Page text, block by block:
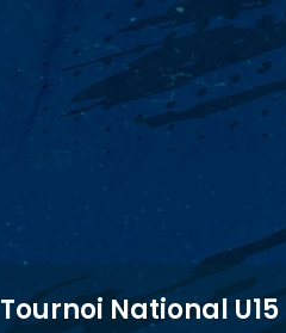
Tournoi National U15